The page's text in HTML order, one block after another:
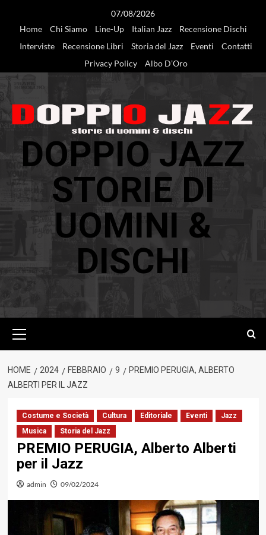
07/08/2026
Home
Chi Siamo Line-Up Italian Jazz
Recensione Dischi
Interviste
Recensione Libri Storia del Jazz Eventi
Contatti
Privacy Policy
Albo D’Oro
DOPPIO JAZZ
STORIE DI
UOMINI &
DISCHI
principale
HOME 2024 FEBBRAIO 9
PREMIO PERUGIA, ALBERTO
ALBERTI PER IL JAZZ
Costume e Società Cultura Editoriale Eventi
Jazz
Musica
Storia del Jazz
PREMIO PERUGIA, Alberto Alberti
per il Jazz
admin 09/02/2024